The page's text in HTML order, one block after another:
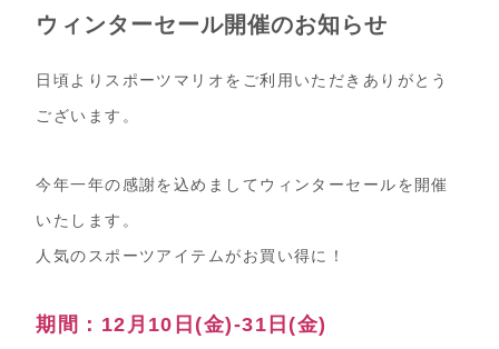
ウィンターセール開催のお知らせ
日頃よりスポーツマリオをご利用いただきありがとう
ございます。
今年一年の感謝を込めましてウィンターセールを開催
いたします。
人気のスポーツアイテムがお買い得に！
期間：12月10日(金)-31日(金)